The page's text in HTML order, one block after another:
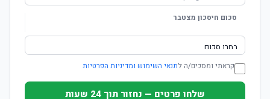
סכום חיסכון מצטבר
קראתי ומסכים/ה לתנאי השימוש ומדיניות הפרטיות
שלחו פרטים — נחזור תוך 24 שעות